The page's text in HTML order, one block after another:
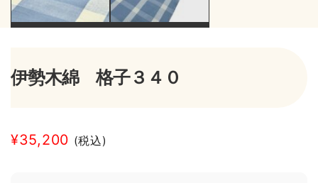
伊勢木綿 格子３４０
¥35,200 (税込)